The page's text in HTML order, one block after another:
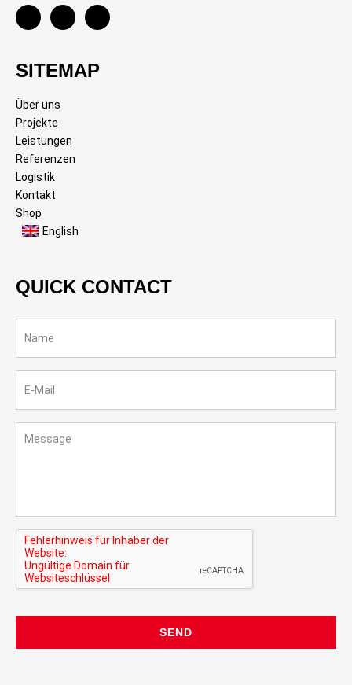
SITEMAP
Über uns
Projekte
Leistungen
Referenzen
Logistik
Kontakt
Shop
English
QUICK CONTACT